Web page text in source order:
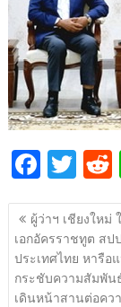
o
k
F
ac
e
b
o
T
w
itt
er
แนะแนว
เรื่อง
ผู้ว่าฯ เชียงใหม่
เอกอัครราชทูต สป
ประเทศไทย หารือ
กระชับความสัมพัน
เดินหน้าสานต่อคว